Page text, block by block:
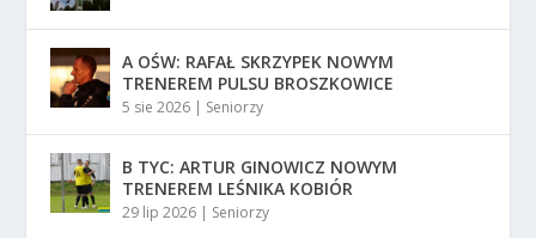
A OŚW: RAFAŁ SKRZYPEK NOWYM
TRENEREM PULSU BROSZKOWICE
5 sie 2026 | Seniorzy
B TYC: ARTUR GINOWICZ NOWYM
TRENEREM LEŚNIKA KOBIÓR
29 lip 2026 | Seniorzy